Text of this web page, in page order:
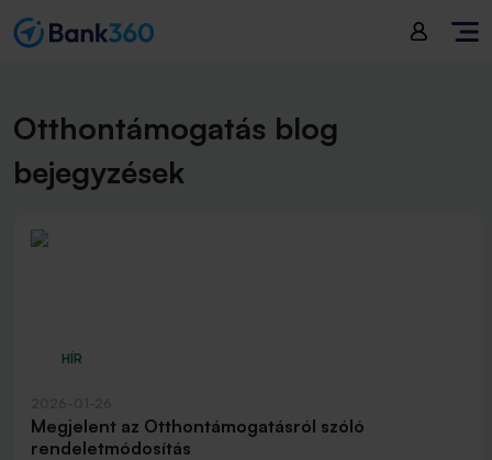
Otthontámogatás blog
bejegyzések
HÍR
Megjelent az Otthontámogatásról szóló
rendeletmódosítás